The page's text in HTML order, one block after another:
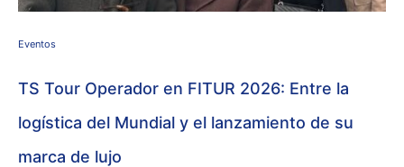
Eventos
TS Tour Operador en FITUR 2026: Entre la
logística del Mundial y el lanzamiento de su
marca de lujo